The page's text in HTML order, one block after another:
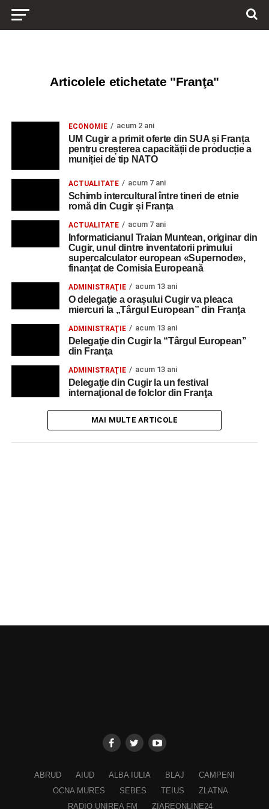
Articolele etichetate "Franţa"
ECONOMIE acum 2 ani
UM Cugir a primit oferte din SUA și Franța
pentru creșterea capacității de producție a
muniției de tip NATO
ACTUALITATE acum 7 ani
Schimb intercultural între tineri de etnie
romă din Cugir și Franța
ACTUALITATE acum 7 ani
Informaticianul Traian Muntean, originar din
Cugir, unul dintre inventatorii primului
supercalculator european «Supernode»,
finanțat de Comisia Europeană
ADMINISTRAŢIE acum 13 ani
O delegaţie a orașului Cugir va pleaca
miercuri la „Târgul European” din Franţa
ADMINISTRAŢIE acum 13 ani
Delegaţie din Cugir la “Târgul European’’
din Franţa
ADMINISTRAŢIE acum 13 ani
Delegaţie din Cugir la un festival
internaţional de folclor din Franţa
MAI MULTE ARTICOLE
ABRUD AIUD ALBA IULIA BLAJ
CAMPENI
OCNA MURES
SEBES TEIUS
ZLATNA
RADIO UNIREA FM
ZIAREONLINE24